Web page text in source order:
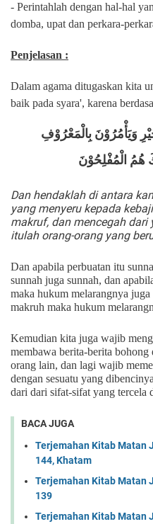
- Perintahlah dengan hal-hal
domba, upat dan perkara-
Penjelasan :
Dalam agama ditugaskan kita
baik pada syara', karena
وَيَأْمُرُوْنَ بِالْمَعْرُوْفِ
الْمُفْلِحُوْنَ
Dan hendaklah di antara
yang menyeru kepada
makruf, dan mencegah dari
itulah orang-orang yang
Dan apabila perbuatan itu
sunnah juga sunnah, dan
maka hukum melarangnya
makruh maka hukum
Kemudian kita juga wajib
membawa berita-berita bohong
orang lain, dan lagi wajib
dengan sesuatu yang
dari dari sifat-sifat yang tercela
BACA JUGA
Terjemahan Kitab Matan
144, Khatam
Terjemahan Kitab Matan
139
Terjemahan Kitab Matan